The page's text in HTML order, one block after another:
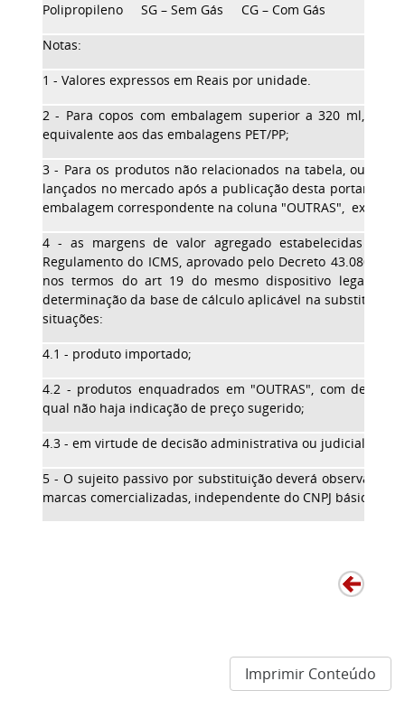
Polipropileno SG – Sem Gás CG – Com Gás
Notas:
1 - Valores expressos em Reais por unidade.
2 - Para copos com embalagem superior a 320 ml,
equivalente aos das embalagens PET/PP;
3 - Para os produtos não relacionados na tabela, ou sem
lançados no mercado após a publicação desta portaria,
embalagem correspondente na coluna "OUTRAS", exceto
4 - as margens de valor agregado estabelecidas na
Regulamento do ICMS, aprovado pelo Decreto 43.080, de
nos termos do art 19 do mesmo dispositivo legal,
determinação da base de cálculo aplicável na
situações:
4.1 - produto importado;
4.2 - produtos enquadrados em "OUTRAS", com
qual não haja indicação de preço sugerido;
4.3 - em virtude de decisão administrativa ou judicial.
5 - O sujeito passivo por substituição deverá observar os
marcas comercializadas, independente do CNPJ básico e
Imprimir Conteúdo